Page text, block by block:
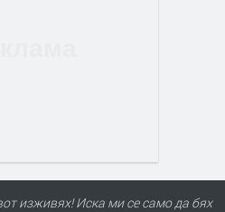
изживях! Иска ми се само да бях